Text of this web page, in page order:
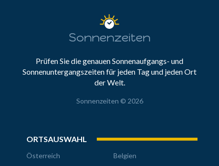
Sonnenzeiten
Prüfen Sie die genauen Sonnenaufgangs- und
Sonnenuntergangszeiten für jeden Tag und jeden Ort
der Welt.
Sonnenzeiten © 2026
ORTSAUSWAHL
Österreich
Belgien